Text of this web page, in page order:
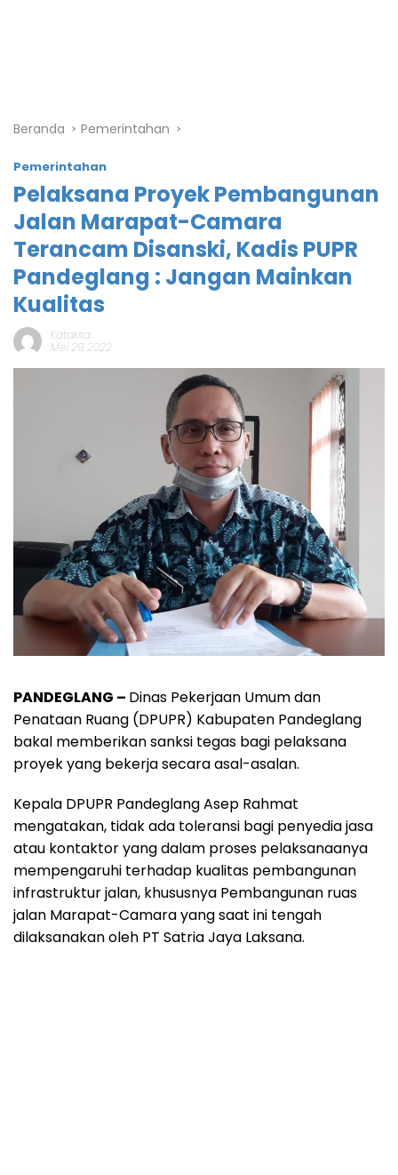
Beranda Pemerintahan
Pemerintahan
Pelaksana Proyek Pembangunan
Jalan Marapat-Camara
Terancam Disanski, Kadis PUPR
Pandeglang : Jangan Mainkan
Kualitas
Katakita
Mei 29, 2022
PANDEGLANG – Dinas Pekerjaan Umum dan
Penataan Ruang (DPUPR) Kabupaten Pandeglang
bakal memberikan sanksi tegas bagi pelaksana
proyek yang bekerja secara asal-asalan.
Kepala DPUPR Pandeglang Asep Rahmat
mengatakan, tidak ada toleransi bagi penyedia jasa
atau kontaktor yang dalam proses pelaksanaanya
mempengaruhi terhadap kualitas pembangunan
infrastruktur jalan, khususnya Pembangunan ruas
jalan Marapat-Camara yang saat ini tengah
dilaksanakan oleh PT Satria Jaya Laksana.